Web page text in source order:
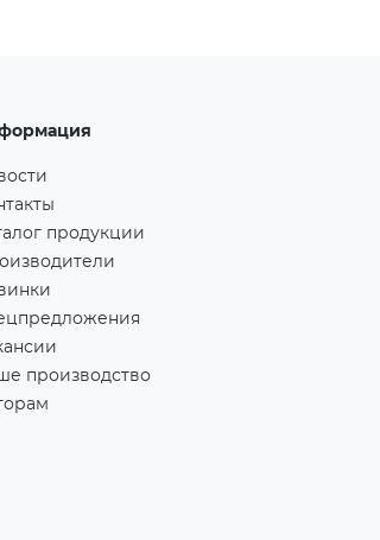
продукции
производство